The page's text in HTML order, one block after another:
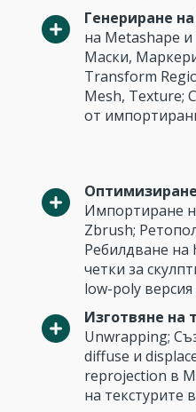
Генериране
на Metashape
Маски,
Transform
Mesh, Texture;
от
Импортиране
Zbrush;
Ребилдване на
четки за
low-poly
Изготвяне на
Unwrapping;
diffuse и
reprojection в
на текстурите